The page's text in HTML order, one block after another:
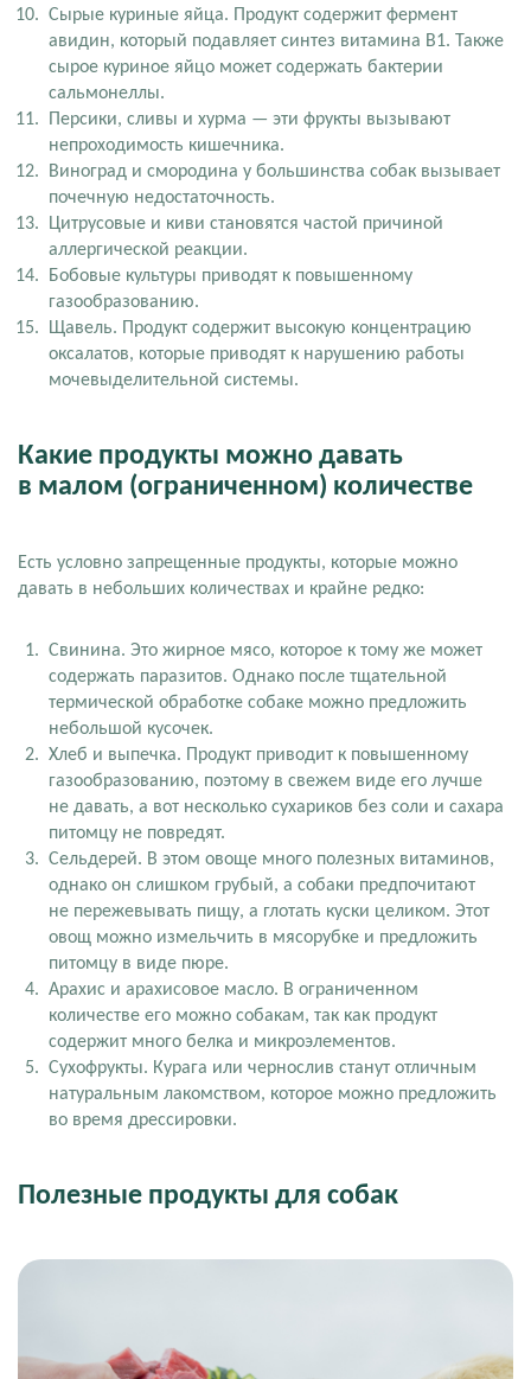
Сырые куриные яйца. Продукт содержит фермент
авидин, который подавляет синтез витамина B1. Также
сырое куриное яйцо может содержать бактерии
сальмонеллы.
Персики, сливы и хурма — эти фрукты вызывают
непроходимость кишечника.
Виноград и смородина у большинства собак вызывает
почечную недостаточность.
Цитрусовые и киви становятся частой причиной
аллергической реакции.
Бобовые культуры приводят к повышенному
газообразованию.
Щавель. Продукт содержит высокую концентрацию
оксалатов, которые приводят к нарушению работы
мочевыделительной системы.
Какие продукты можно давать
в малом (ограниченном) количестве
Есть условно запрещенные продукты, которые можно
давать в небольших количествах и крайне редко:
Свинина. Это жирное мясо, которое к тому же может
содержать паразитов. Однако после тщательной
термической обработке собаке можно предложить
небольшой кусочек.
Хлеб и выпечка. Продукт приводит к повышенному
газообразованию, поэтому в свежем виде его лучше
не давать, а вот несколько сухариков без соли и сахара
питомцу не повредят.
Сельдерей. В этом овоще много полезных витаминов,
однако он слишком грубый, а собаки предпочитают
не пережевывать пищу, а глотать куски целиком. Этот
овощ можно измельчить в мясорубке и предложить
питомцу в виде пюре.
Арахис и арахисовое масло. В ограниченном
количестве его можно собакам, так как продукт
содержит много белка и микроэлементов.
Сухофрукты. Курага или чернослив станут отличным
натуральным лакомством, которое можно предложить
во время дрессировки.
Полезные продукты для собак